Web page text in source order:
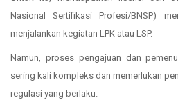
Nasional Sertifikasi Profesi/BNSP)
menjalankan kegiatan LPK atau LSP.
Namun, proses pengajuan dan
sering kali kompleks dan memerlukan
regulasi yang berlaku.